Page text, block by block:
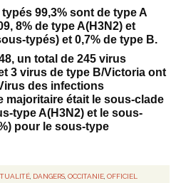
99,3% sont de type A
8% de type A(H3N2) et
typés) et 0,7% de type B.
un total de 245 virus
3 virus de type B/Victoria ont
des infections
majoritaire était le sous-clade
type A(H3N2) et le sous-
pour le sous-type
, DANGERS, OCCITANIE, OFFICIEL